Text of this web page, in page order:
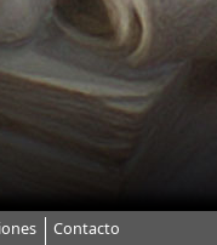
Contacto